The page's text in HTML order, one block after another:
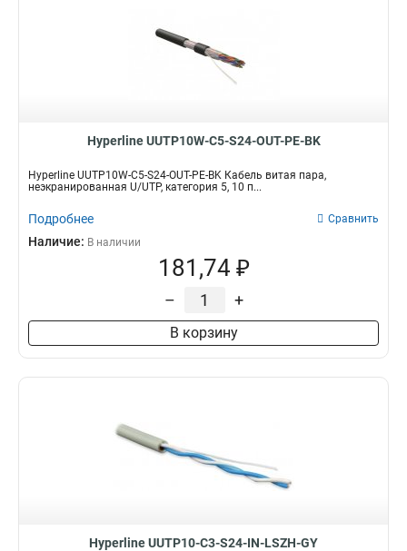
Hyperline UUTP10W-C5-S24-OUT-PE-BK
Hyperline UUTP10W-C5-S24-OUT-PE-BK Кабель витая пара,
неэкранированная U/UTP, категория 5, 10 п...
Подробнее Сравнить
Наличие: В наличии
181,74 ₽
– +
В корзину
Hyperline UUTP10-C3-S24-IN-LSZH-GY